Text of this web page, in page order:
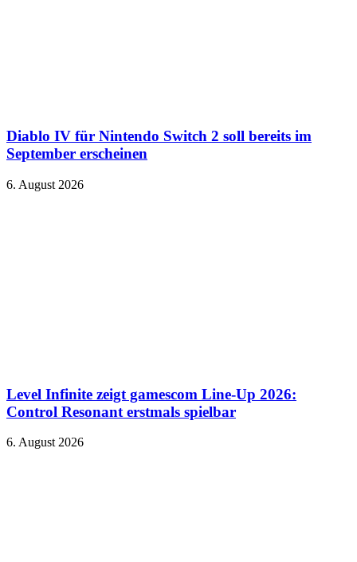
Diablo IV für Nintendo Switch 2 soll bereits im
September erscheinen
6. August 2026
Level Infinite zeigt gamescom Line-Up 2026:
Control Resonant erstmals spielbar
6. August 2026